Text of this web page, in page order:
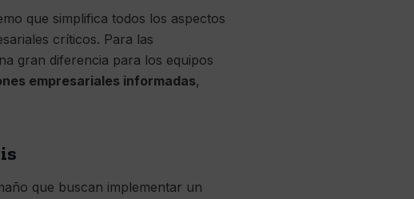
que simplifica todos los aspectos
críticos. Para las
gran diferencia para los equipos
empresariales informadas,
que buscan implementar un